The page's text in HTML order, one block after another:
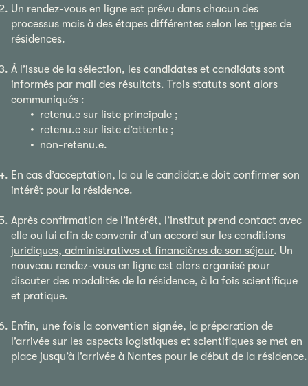
Un rendez-vous en ligne est prévu dans chacun des
processus mais à des étapes différentes selon les types de
résidences.
À l’issue de la sélection, les candidates et candidats sont
informés par mail des résultats. Trois statuts sont alors
communiqués :
• retenu.e sur liste principale ;
• retenu.e sur liste d’attente ;
• non-retenu.e.
En cas d’acceptation, la ou le candidat.e doit confirmer son
intérêt pour la résidence.
Après confirmation de l’intérêt, l’Institut prend contact avec
elle ou lui afin de convenir d’un accord sur les conditions
juridiques, administratives et financières de son séjour. Un
nouveau rendez-vous en ligne est alors organisé pour
discuter des modalités de la résidence, à la fois scientifique
et pratique.
Enfin, une fois la convention signée, la préparation de
l’arrivée sur les aspects logistiques et scientifiques se met en
place jusqu’à l’arrivée à Nantes pour le début de la résidence.